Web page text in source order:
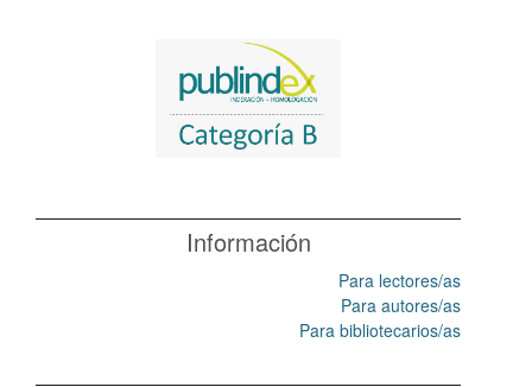
Información
Para lectores/as
Para autores/as
Para bibliotecarios/as